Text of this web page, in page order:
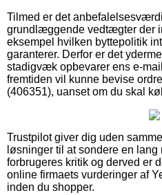
Tilmed er det
grundlæggende vedtægter der
eksempel hvilken byttepolitik
garanterer. Derfor er det
stadigvæk opbevarer ens e-
fremtiden vil kunne bevise
(406351), uanset om du skal
Trustpilot giver dig uden
løsninger til at sondere en
forbrugeres kritik og derved er
online firmaets vurderinger af
inden du shopper.